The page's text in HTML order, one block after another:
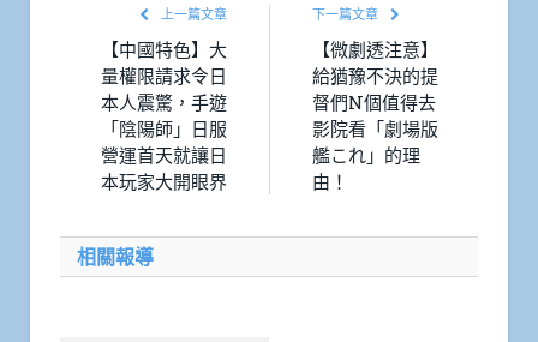
上一篇文章
【中國特色】大
量權限請求令日
本人震驚，手遊
「陰陽師」日服
營運首天就讓日
本玩家大開眼界
下一篇文章
【微劇透注意】
給猶豫不決的提
督們N個值得去
影院看「劇場版
艦これ」的理
由！
相關報導